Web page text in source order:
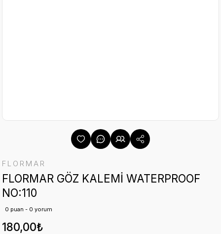
FLORMAR
FLORMAR GÖZ KALEMİ WATERPROOF
NO:110
0 puan - 0 yorum
180,00₺